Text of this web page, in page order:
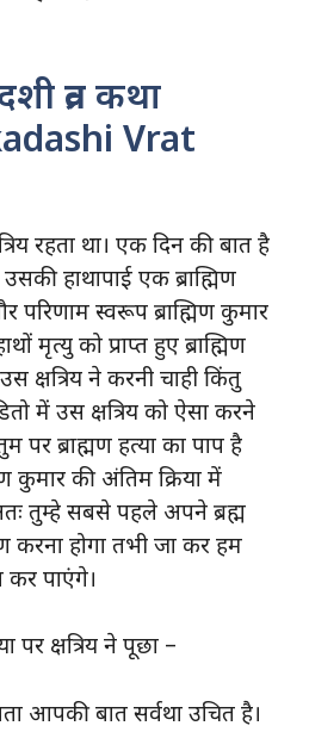
व्रत कथा
Vrat
रहता था। एक दिन की बात है
हाथापाई एक ब्राह्मिण
स्वरूप ब्राह्मिण कुमार
मृत्यु को प्राप्त हुए ब्राह्मिण
क्षत्रिय ने करनी चाही किंतु
में उस क्षत्रिय को ऐसा करने
पर ब्राह्मण हत्या का पाप है
कुमार की अंतिम क्रिया में
तुम्हे सबसे पहले अपने ब्रह्म
करना होगा तभी जा कर हम
पाएंगे।
पर क्षत्रिय ने पूछा –
आपकी बात सर्वथा उचित है।